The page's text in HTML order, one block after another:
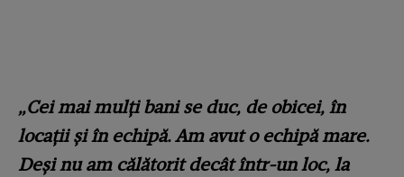
„Cei mai mulți bani se duc, de obicei, în
locații și în echipă. Am avut o echipă mare.
Deși nu am călătorit decât într-un loc, la